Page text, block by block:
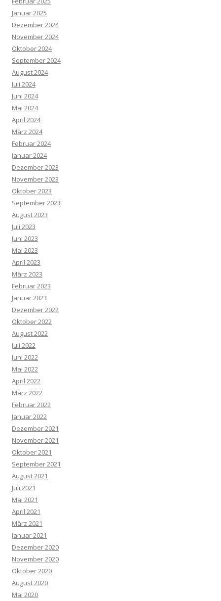
Januar 2025
Dezember 2024
November 2024
Oktober 2024
September 2024
August 2024
Juli 2024
Juni 2024
Mai 2024
April 2024
März 2024
Februar 2024
Januar 2024
Dezember 2023
November 2023
Oktober 2023
September 2023
August 2023
Juli 2023
Juni 2023
Mai 2023
April 2023
März 2023
Februar 2023
Januar 2023
Dezember 2022
Oktober 2022
August 2022
Juli 2022
Juni 2022
Mai 2022
April 2022
März 2022
Februar 2022
Januar 2022
Dezember 2021
November 2021
Oktober 2021
September 2021
August 2021
Juli 2021
Mai 2021
April 2021
März 2021
Januar 2021
Dezember 2020
November 2020
Oktober 2020
August 2020
Mai 2020